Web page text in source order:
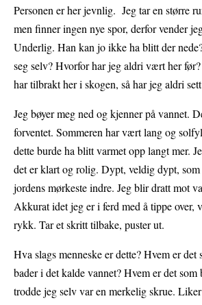
Personen er her jevnlig. Jeg tar en større
men finner ingen nye spor, derfor vender
Underlig. Han kan jo ikke ha blitt der
seg selv? Hvorfor har jeg aldri vært her
har tilbrakt her i skogen, så har jeg aldri
Jeg bøyer meg ned og kjenner på vannet.
forventet. Sommeren har vært lang og
dette burde ha blitt varmet opp langt mer.
det er klart og rolig. Dypt, veldig dypt,
jordens mørkeste indre. Jeg blir dratt mot
Akkurat idet jeg er i ferd med å tippe over,
rykk. Tar et skritt tilbake, puster ut.
Hva slags menneske er dette? Hvem er
bader i det kalde vannet? Hvem er det som
trodde jeg selv var en merkelig skrue.